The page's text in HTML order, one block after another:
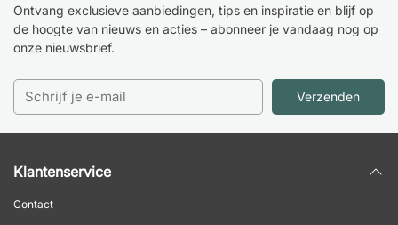
Ontvang exclusieve aanbiedingen, tips en inspiratie en blijf op
de hoogte van nieuws en acties – abonneer je vandaag nog op
onze nieuwsbrief.
Verzenden
Klantenservice
Contact